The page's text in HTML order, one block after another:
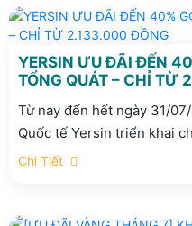
YERSIN ƯU ĐÃI ĐẾN
TỔNG QUÁT – CHỈ TỪ
Từ nay đến hết ngày 31/
Quốc tế Yersin triển khai
dành cho Gói khám Tổng
yêu trong hành trình chăm
Chi Tiết